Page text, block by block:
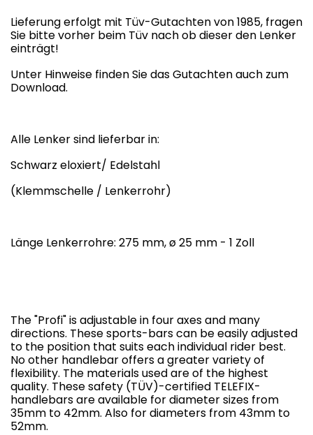
Lieferung erfolgt mit Tüv-Gutachten von 1985, fragen
Sie bitte vorher beim Tüv nach ob dieser den Lenker
einträgt!
Unter Hinweise finden Sie das Gutachten auch zum
Download.
Alle Lenker sind lieferbar in:
Schwarz eloxiert/ Edelstahl
(Klemmschelle / Lenkerrohr)
Länge Lenkerrohre: 275 mm, ø 25 mm - 1 Zoll
The "Profi" is adjustable in four axes and many
directions. These sports-bars can be easily adjusted
to the position that suits each individual rider best.
No other handlebar offers a greater variety of
flexibility. The materials used are of the highest
quality. These safety (TÜV)-certified TELEFIX-
handlebars are available for diameter sizes from
35mm to 42mm. Also for diameters from 43mm to
52mm.